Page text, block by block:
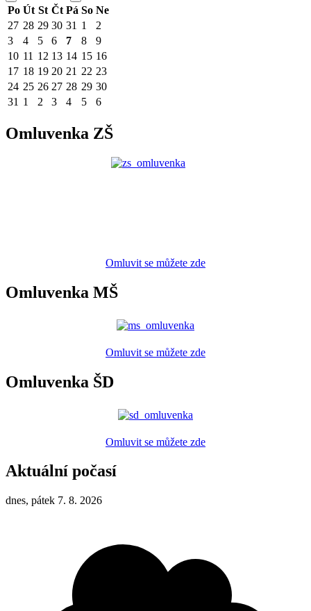
Po Út St Čt Pá So Ne
27 28 29 30 31 1
2
3
4 5 6 7 8
9
10 11 12 13 14 15 16
17 18 19 20 21 22 23
24 25 26 27 28 29 30
31 1 2 3 4 5 6
Omluvenka ZŠ
Omluvit se můžete zde
Omluvenka MŠ
Omluvit se můžete zde
Omluvenka ŠD
Omluvit se můžete zde
Aktuální počasí
dnes, pátek 7. 8. 2026